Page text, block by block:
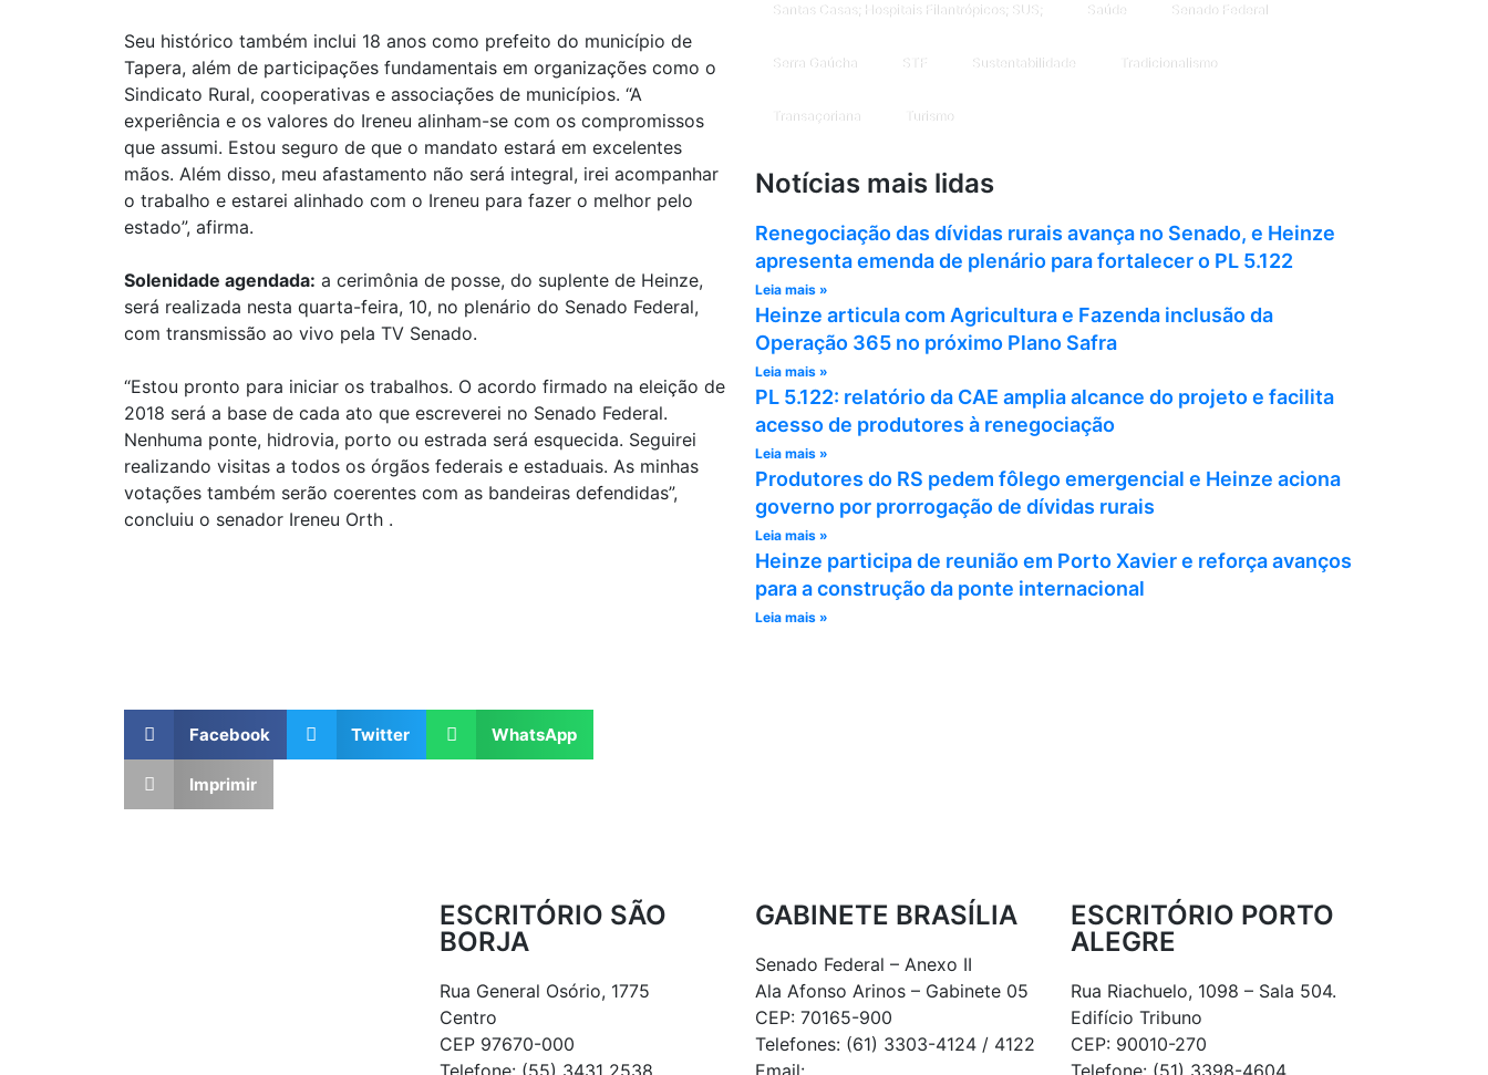
Seu histórico também inclui 18 anos como prefeito do município de
Tapera, além de participações fundamentais em organizações como o
Sindicato Rural, cooperativas e associações de municípios. “A
experiência e os valores do Ireneu alinham-se com os compromissos
que assumi. Estou seguro de que o mandato estará em excelentes
mãos. Além disso, meu afastamento não será integral, irei acompanhar
o trabalho e estarei alinhado com o Ireneu para fazer o melhor pelo
estado”, afirma.
Solenidade agendada: a cerimônia de posse, do suplente de Heinze,
será realizada nesta quarta-feira, 10, no plenário do Senado Federal,
com transmissão ao vivo pela TV Senado.
“Estou pronto para iniciar os trabalhos. O acordo firmado na eleição de
2018 será a base de cada ato que escreverei no Senado Federal.
Nenhuma ponte, hidrovia, porto ou estrada será esquecida. Seguirei
realizando visitas a todos os órgãos federais e estaduais. As minhas
votações também serão coerentes com as bandeiras defendidas”,
concluiu o senador Ireneu Orth .
Facebook Twitter WhatsApp
Imprimir
Santas Casas; Hospitais Filantrópicos; SUS; Saúde Senado Federal
Serra Gaúcha STF Sustentabilidade Tradicionalismo
Transaçoriana Turismo
Notícias mais lidas
Renegociação das dívidas rurais avança no Senado, e Heinze
apresenta emenda de plenário para fortalecer o PL 5.122
Leia mais »
Heinze articula com Agricultura e Fazenda inclusão da
Operação 365 no próximo Plano Safra
Leia mais »
PL 5.122: relatório da CAE amplia alcance do projeto e facilita
acesso de produtores à renegociação
Leia mais »
Produtores do RS pedem fôlego emergencial e Heinze aciona
governo por prorrogação de dívidas rurais
Leia mais »
Heinze participa de reunião em Porto Xavier e reforça avanços
para a construção da ponte internacional
Leia mais »
ESCRITÓRIO SÃO
BORJA
Rua General Osório, 1775
Centro
CEP 97670-000
Telefone: (55) 3431 2538
GABINETE BRASÍLIA
Senado Federal – Anexo II
Ala Afonso Arinos – Gabinete 05
CEP: 70165-900
Telefones: (61) 3303-4124 / 4122
Email:
ESCRITÓRIO PORTO
ALEGRE
Rua Riachuelo, 1098 – Sala 504.
Edifício Tribuno
CEP: 90010-270
Telefone: (51) 3398-4604